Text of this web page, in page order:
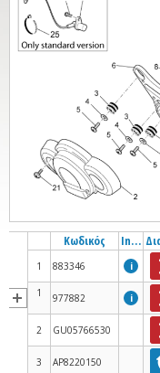
Κωδικός Info
1 883346 i
1 977882 i
2 GU05766530
3 AP8220150